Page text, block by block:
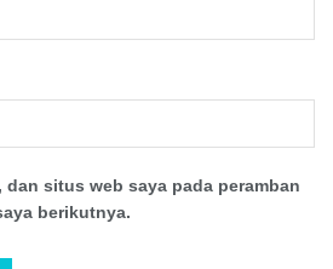
dan situs web saya pada peramban
berikutnya.